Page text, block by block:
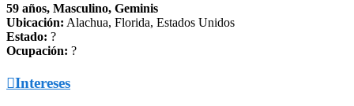
59 años, Masculino, Geminis
Ubicación: Alachua, Florida, Estados Unidos
Estado: ?
Ocupación: ?
Intereses